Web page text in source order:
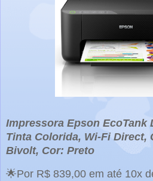
Impressora Epson EcoTank
Tinta Colorida, Wi-Fi Direct,
Bivolt, Cor: Preto
🌟Por R$ 839,00 em até 10x